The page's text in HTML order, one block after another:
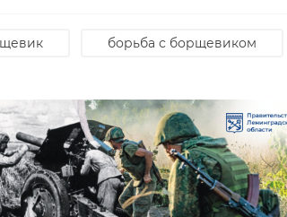
борьба с борщевиком
6724
восстановления